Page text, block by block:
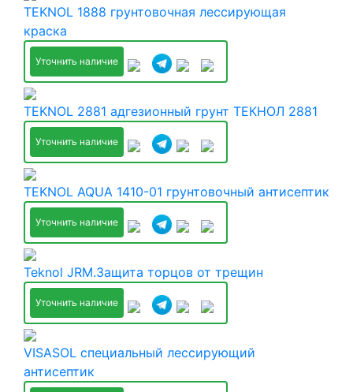
TEKNOL 1888 грунтовочная лессирующая
краска
Уточнить наличие
TEKNOL 2881 адгезионный грунт ТЕКНОЛ 2881
Уточнить наличие
TEKNOL AQUA 1410-01 грунтовочный антисептик
Уточнить наличие
Teknol JRM.Защита торцов от трещин
Уточнить наличие
VISASOL специальный лессирующий
антисептик